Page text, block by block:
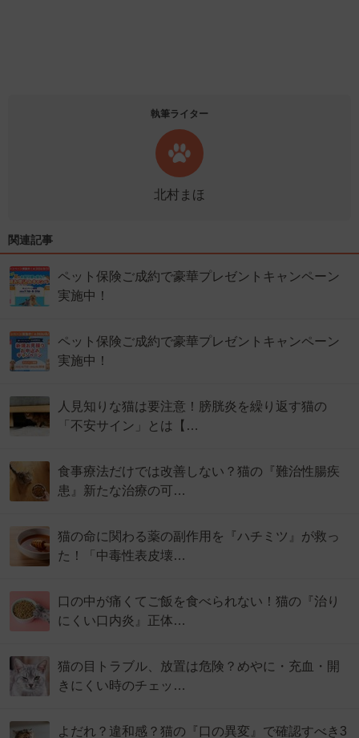
執筆ライター
北村まほ
関連記事
ペット保険ご成約で豪華プレゼントキャンペーン
実施中！
ペット保険ご成約で豪華プレゼントキャンペーン
実施中！
人見知りな猫は要注意！膀胱炎を繰り返す猫の
「不安サイン」とは【…
食事療法だけでは改善しない？猫の『難治性腸疾
患』新たな治療の可…
猫の命に関わる薬の副作用を『ハチミツ』が救っ
た！「中毒性表皮壊…
口の中が痛くてご飯を食べられない！猫の『治り
にくい口内炎』正体…
猫の目トラブル、放置は危険？めやに・充血・開
きにくい時のチェッ…
よだれ？違和感？猫の『口の異変』で確認すべき3